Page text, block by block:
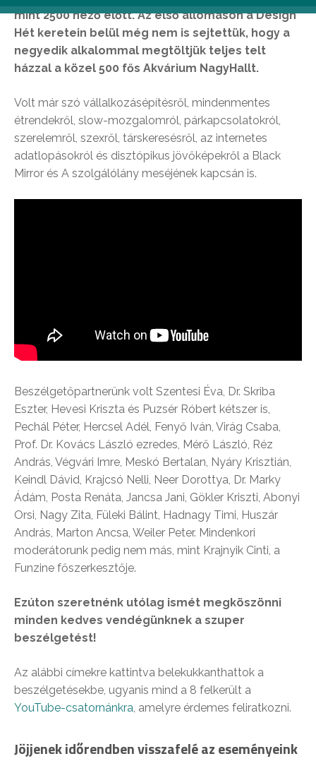
mint 2500 néző előtt. Az első állomáson a Design
Hét keretein belül még nem is sejtettük, hogy a
negyedik alkalommal megtöltjük teljes telt
házzal a közel 500 fős Akvárium NagyHallt.
Volt már szó vállalkozásépítésről, mindenmentes
étrendekről, slow-mozgalomról, párkapcsolatokról,
szerelemről, szexről, társkeresésről, az internetes
adatlopásokról és disztópikus jövőképekről a Black
Mirror és A szolgálólány meséjének kapcsán is.
Beszélgetőpartnerünk volt Szentesi Éva, Dr. Skriba
Eszter, Hevesi Kriszta és Puzsér Róbert kétszer is,
Pechál Péter, Hercsel Adél, Fenyő Iván, Virág Csaba,
Prof. Dr. Kovács László ezredes, Mérő László, Réz
András, Végvári Imre, Meskó Bertalan, Nyáry Krisztián,
Keindl Dávid, Krajcsó Nelli, Neer Dorottya, Dr. Marky
Ádám, Posta Renáta, Jancsa Jani, Gökler Kriszti, Abonyi
Orsi, Nagy Zita, Füleki Bálint, Hadnagy Timi, Huszár
András, Marton Ancsa, Weiler Peter. Mindenkori
moderátorunk pedig nem más, mint Krajnyik Cinti, a
Funzine főszerkesztője.
Ezúton szeretnénk utólag ismét megköszönni
minden kedves vendégünknek a szuper
beszélgetést!
Az alábbi címekre kattintva belekukkanthattok a
beszélgetésekbe, ugyanis mind a 8 felkerült a
YouTube-csatornánkra, amelyre érdemes feliratkozni.
Jöjjenek időrendben visszafelé az eseményeink